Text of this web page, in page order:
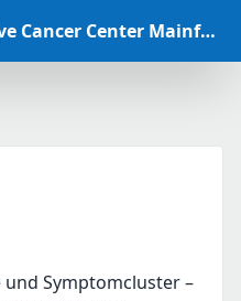
Comprehensive Cancer Center Mainfranken Studiendatenbank
Symptomcluster –